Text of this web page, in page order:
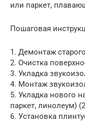
или паркет,
Пошаговая
1. Демонтаж
2. Очистка
3. Укладка
4. Монтаж
5. Укладка нового
паркет, линолеум)
6. Установка